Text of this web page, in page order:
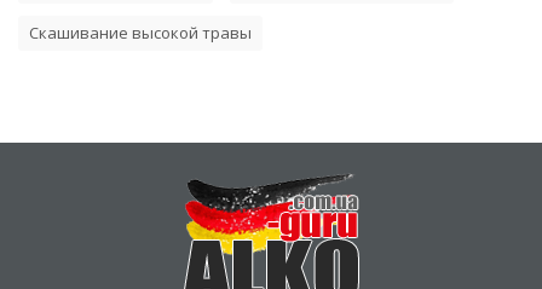
Скашивание высокой травы